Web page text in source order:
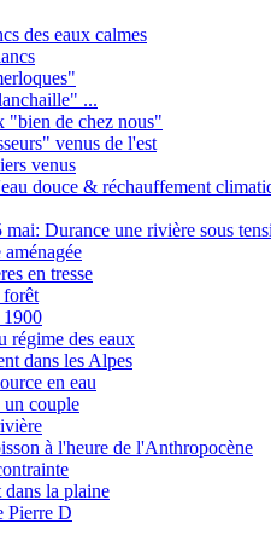
des eaux calmes
...
"bien de chez nous"
venus de l'est
venus
douce & réchauffement
mai: Durance une rivière sous
en tresse
forêt
régime des eaux
dans les Alpes
en eau
un couple
à l'heure de l'Anthropocène
la plaine
Pierre D